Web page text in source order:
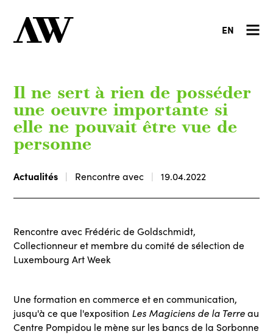
EN
Il ne sert à rien de posséder
une oeuvre importante si
elle ne pouvait être vue de
personne
Actualités Rencontre avec 19.04.2022
Rencontre avec Frédéric de Goldschmidt,
Collectionneur et membre du comité de sélection de
Luxembourg Art Week
Une formation en commerce et en communication,
jusqu'à ce que l'exposition Les Magiciens de la Terreau
Centre Pompidou le mène sur les bancs de la Sorbonne